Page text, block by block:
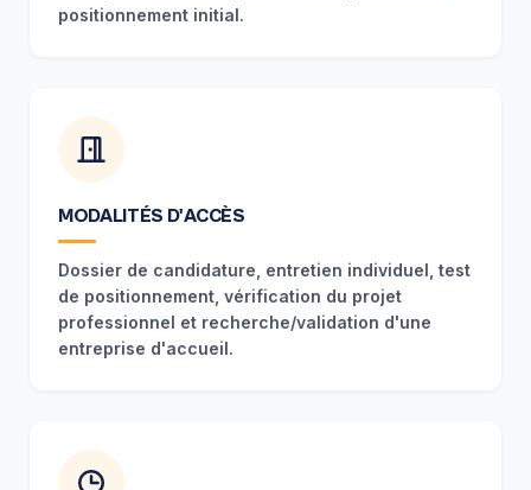
positionnement initial.
MODALITÉS D'ACCÈS
Dossier de candidature, entretien individuel, test
de positionnement, vérification du projet
professionnel et recherche/validation d'une
entreprise d'accueil.